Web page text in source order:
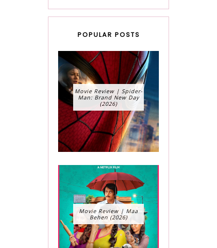
POPULAR POSTS
Movie Review | Spider-
Man: Brand New Day
(2026)
Movie Review | Maa
Behen (2026)